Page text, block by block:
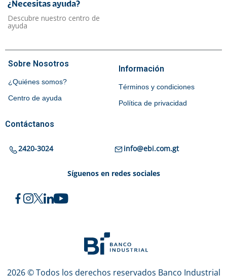
¿Necesitas ayuda?​
Descubre nuestro centro de
ayuda
Sobre Nosotros
¿Quiénes somos?
Centro de ayuda
Información
Términos y condiciones
Política de privacidad
Contáctanos
2420-3024 info@ebi.com.gt
Síguenos en redes sociales
2026 © Todos los derechos reservados Banco Industrial